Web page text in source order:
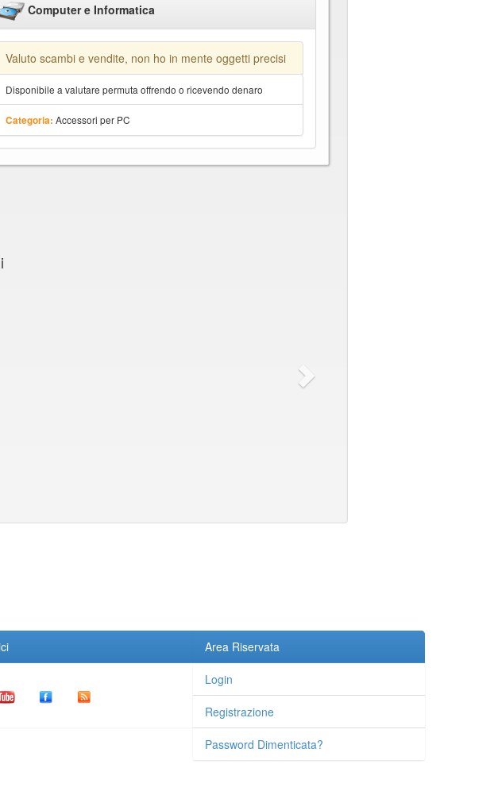
Computer e Informatica
Valuto scambi e vendite, non ho in mente oggetti precisi
Disponibile a valutare permuta offrendo o ricevendo denaro
Categoria: Accessori per PC
Area Riservata
Login
Registrazione
Password Dimenticata?